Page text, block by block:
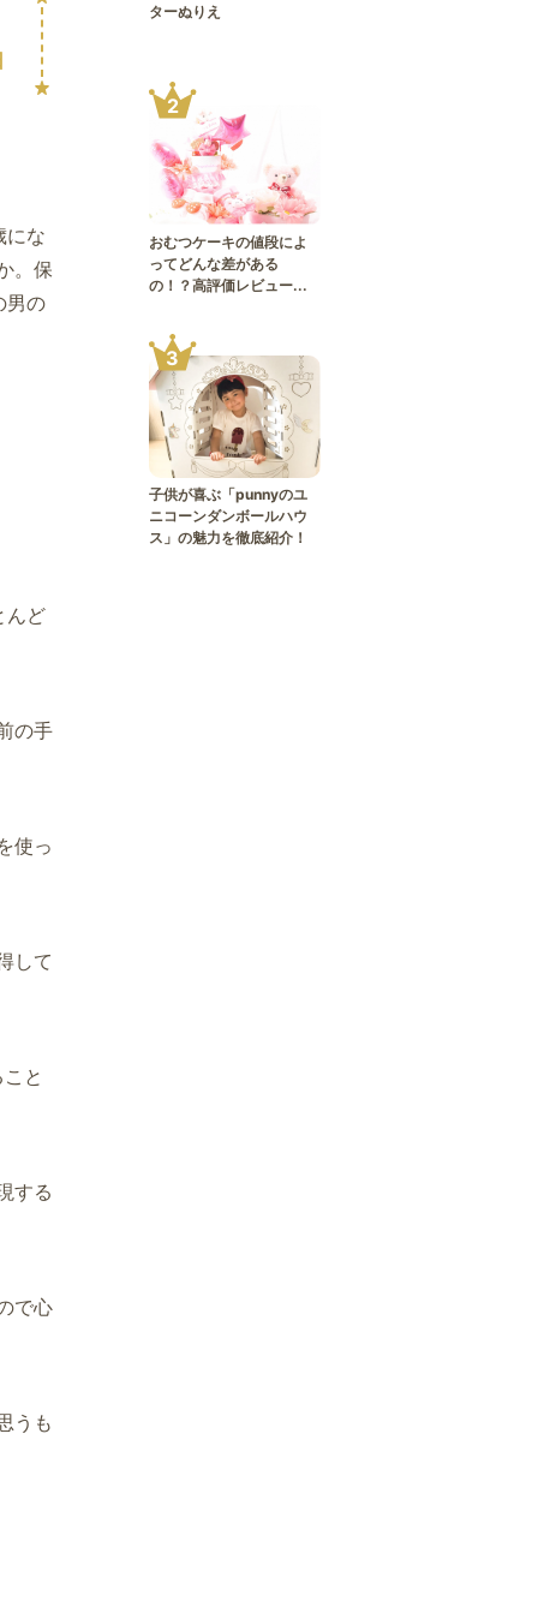
にな
。保
男の
んど
の手
使っ
して
と
する
で心
うも
ターぬりえ
2
おむつケーキの値段によ
ってどんな差がある
の！？高評価レビュー...
3
子供が喜ぶ「punnyのユ
ニコーンダンボールハウ
ス」の魅力を徹底紹介！